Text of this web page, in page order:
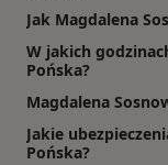
Jak Magdalena
W jakich
Pońska?
Magdalena
Jakie
Pońska?